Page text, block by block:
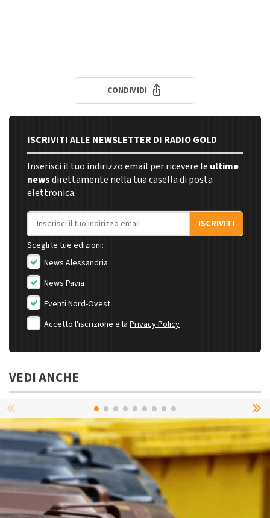
CONDIVIDI
ISCRIVITI ALLE NEWSLETTER DI RADIO GOLD
Inserisci il tuo indirizzo email per ricevere le ultime
newsdirettamente nella tua casella di posta
elettronica.
Indirizzo email
ISCRIVITI
Scegli le tue edizioni:
News Alessandria
News Pavia
Eventi Nord-Ovest
Accetto l'iscrizione e la Privacy Policy
VEDI ANCHE